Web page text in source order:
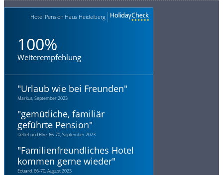
Hotel Pension Haus Heidelberg
100%
Weiterempfehlung
"Urlaub wie bei Freunden"
Markus, September 2023
"gemütliche, familiär
geführte Pension"
Detlef und Elke, 66-70, September 2023
"Familienfreundliches Hotel
kommen gerne wieder"
Eduard, 66-70, August 2023